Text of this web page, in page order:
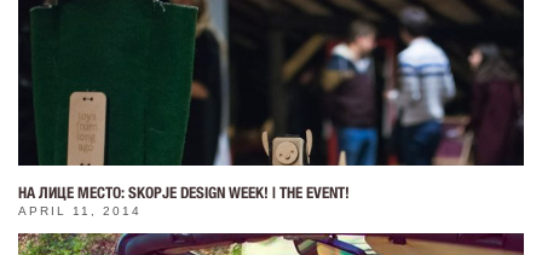
НА ЛИЦЕ МЕСТО: SKOPJE DESIGN WEEK! | THE EVENT!
APRIL 11, 2014